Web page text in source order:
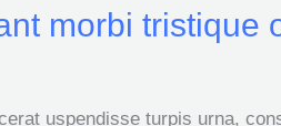
morbi tristique
uspendisse turpis urna,